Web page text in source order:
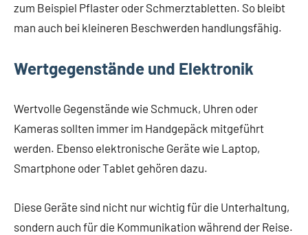
zum Beispiel Pflaster oder Schmerztabletten. So bleibt
man auch bei kleineren Beschwerden handlungsfähig.
Wertgegenstände und Elektronik
Wertvolle Gegenstände wie Schmuck, Uhren oder
Kameras sollten immer im Handgepäck mitgeführt
werden. Ebenso elektronische Geräte wie Laptop,
Smartphone oder Tablet gehören dazu.
Diese Geräte sind nicht nur wichtig für die Unterhaltung,
sondern auch für die Kommunikation während der Reise.